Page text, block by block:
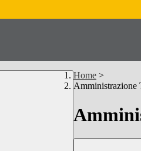
Home >
Amministrazione